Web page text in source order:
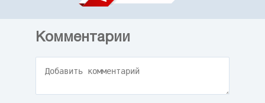
Комментарии